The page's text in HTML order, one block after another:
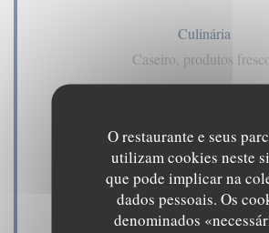
O restaurante e seus
utilizam cookies neste
que pode implicar na
dados pessoais. Os
denominados
Culinária
Caseiro, produtos
Ar condicionado, Privatização,
com mobilidade reduzida,
Métodos de